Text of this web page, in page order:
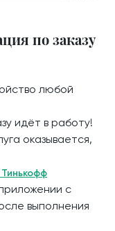
по заказу
любой
идёт в работу!
оказывается,
с
выполнения